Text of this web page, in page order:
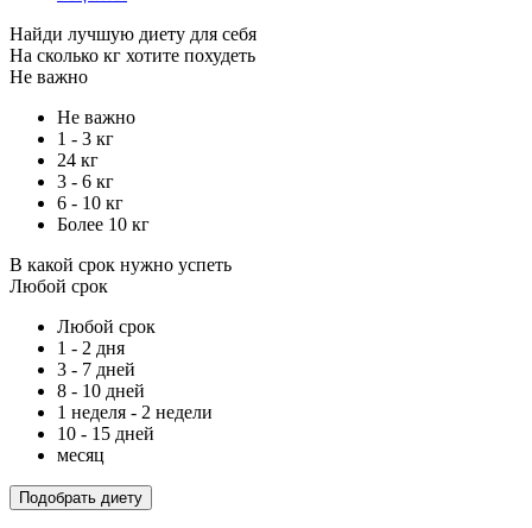
Найди лучшую диету для себя
На сколько кг хотите похудеть
Не важно
Не важно
1 - 3 кг
24 кг
3 - 6 кг
6 - 10 кг
Более 10 кг
В какой срок нужно успеть
Любой срок
Любой срок
1 - 2 дня
3 - 7 дней
8 - 10 дней
1 неделя - 2 недели
10 - 15 дней
месяц
Подобрать диету